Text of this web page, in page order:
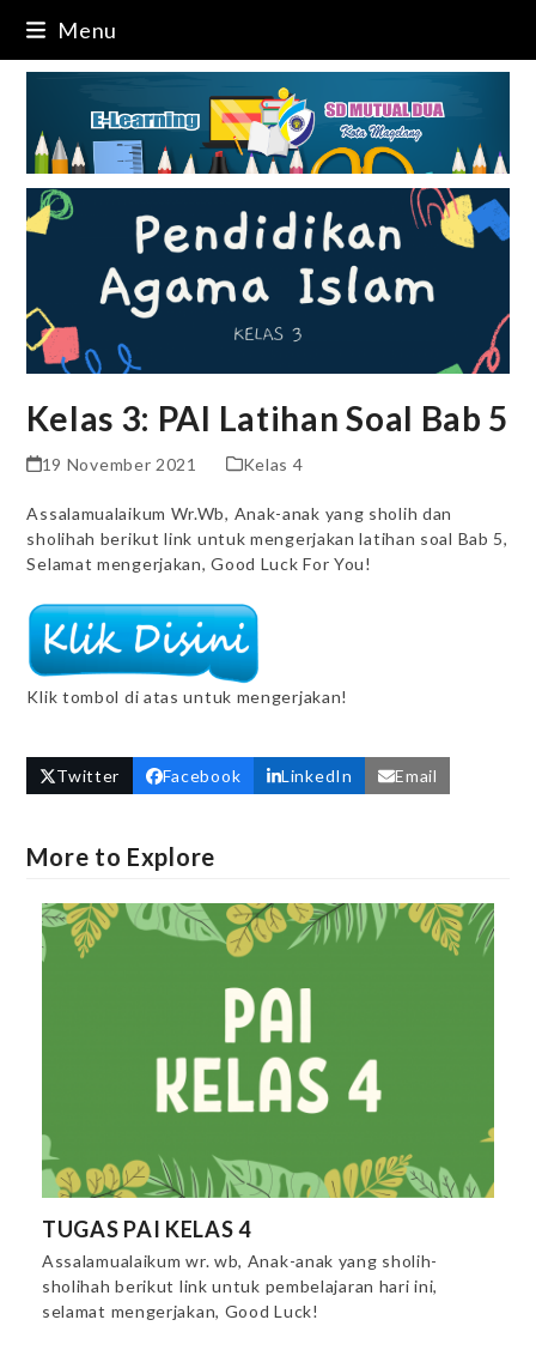
content
Menu
Kelas 3: PAI Latihan Soal Bab 5
19 November 2021 Kelas 4
Assalamualaikum Wr.Wb, Anak-anak yang sholih dan
sholihah berikut link untuk mengerjakan latihan soal Bab 5,
Selamat mengerjakan, Good Luck For You!
Klik tombol di atas untuk mengerjakan!
Twitter Facebook LinkedIn Email
More to Explore
TUGAS PAI KELAS 4
Assalamualaikum wr. wb, Anak-anak yang sholih-
sholihah berikut link untuk pembelajaran hari ini,
selamat mengerjakan, Good Luck!